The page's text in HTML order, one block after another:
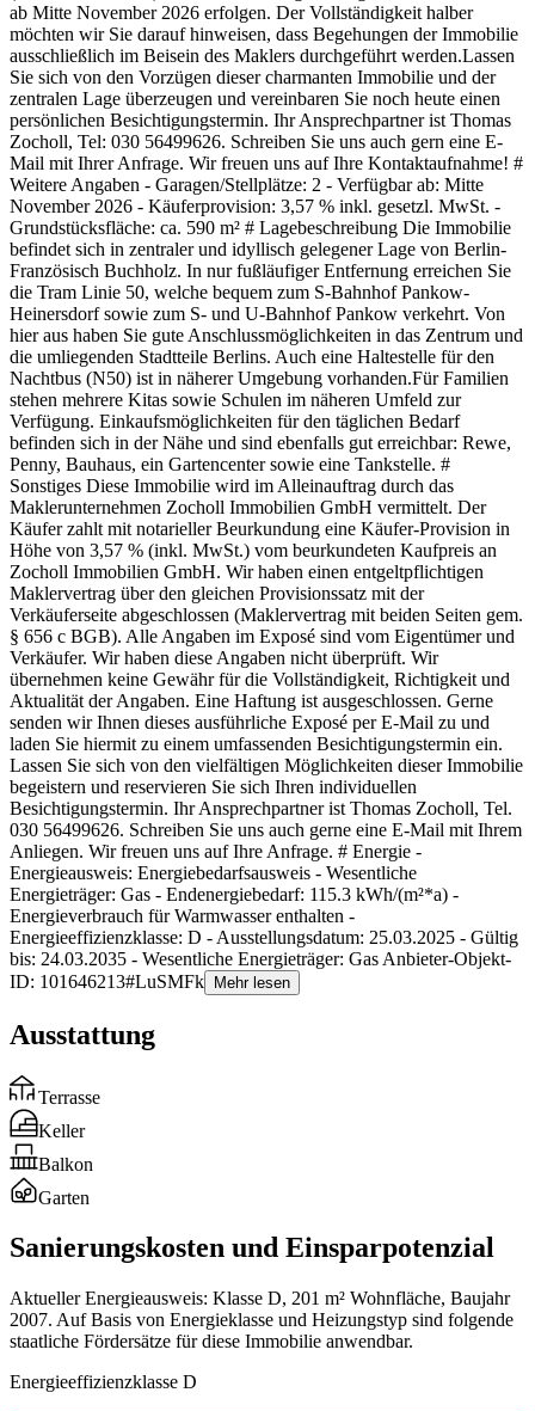
ab Mitte November 2026 erfolgen. Der Vollständigkeit halber
möchten wir Sie darauf hinweisen, dass Begehungen der Immobilie
ausschließlich im Beisein des Maklers durchgeführt werden. ​Lassen
Sie sich von den Vorzügen dieser charmanten Immobilie und der
zentralen Lage überzeugen und vereinbaren Sie noch heute einen
persönlichen Besichtigungstermin. Ihr Ansprechpartner ist Thomas
Zocholl, Tel: 030 56499626. Schreiben Sie uns auch gern eine E-
Mail mit Ihrer Anfrage. Wir freuen uns auf Ihre Kontaktaufnahme! #
Weitere Angaben - Garagen/Stellplätze: 2 - Verfügbar ab: Mitte
November 2026 - Käuferprovision: 3,57 % inkl. gesetzl. MwSt. -
Grundstücksfläche: ca. 590 m² # Lagebeschreibung Die Immobilie
befindet sich in zentraler und idyllisch gelegener Lage von Berlin-
Französisch Buchholz. In nur fußläufiger Entfernung erreichen Sie
die Tram Linie 50, welche bequem zum S-Bahnhof Pankow-
Heinersdorf sowie zum S- und U-Bahnhof Pankow verkehrt. Von
hier aus haben Sie gute Anschlussmöglichkeiten in das Zentrum und
die umliegenden Stadtteile Berlins. Auch eine Haltestelle für den
Nachtbus (N50) ist in näherer Umgebung vorhanden.​​ Für Familien
stehen mehrere Kitas sowie Schulen im näheren Umfeld zur
Verfügung. Einkaufsmöglichkeiten für den täglichen Bedarf
befinden sich in der Nähe und sind ebenfalls gut erreichbar: Rewe,
Penny, Bauhaus, ein Gartencenter sowie eine Tankstelle. #
Sonstiges Diese Immobilie wird im Alleinauftrag durch das
Maklerunternehmen Zocholl Immobilien GmbH vermittelt. Der
Käufer zahlt mit notarieller Beurkundung eine Käufer-Provision in
Höhe von 3,57 % (inkl. MwSt.) vom beurkundeten Kaufpreis an
Zocholl Immobilien GmbH. Wir haben einen entgeltpflichtigen
Maklervertrag über den gleichen Provisionssatz mit der
Verkäuferseite abgeschlossen (Maklervertrag mit beiden Seiten gem.
§ 656 c BGB). Alle Angaben im Exposé sind vom Eigentümer und
Verkäufer. Wir haben diese Angaben nicht überprüft. Wir
übernehmen keine Gewähr für die Vollständigkeit, Richtigkeit und
Aktualität der Angaben. Eine Haftung ist ausgeschlossen. Gerne
senden wir Ihnen dieses ausführliche Exposé per E-Mail zu und
laden Sie hiermit zu einem umfassenden Besichtigungstermin ein.
Lassen Sie sich von den vielfältigen Möglichkeiten dieser Immobilie
begeistern und reservieren Sie sich Ihren individuellen
Besichtigungstermin. Ihr Ansprechpartner ist Thomas Zocholl, Tel.
030 56499626. Schreiben Sie uns auch gerne eine E-Mail mit Ihrem
Anliegen. Wir freuen uns auf Ihre Anfrage. # Energie -
Energieausweis: Energiebedarfsausweis - Wesentliche
Energieträger: Gas - Endenergiebedarf: 115.3 kWh/(m²*a) -
Energieverbrauch für Warmwasser enthalten -
Energieeffizienzklasse: D - Ausstellungsdatum: 25.03.2025 - Gültig
bis: 24.03.2035 - Wesentliche Energieträger: Gas Anbieter-Objekt-
ID: 101646213#LuSMFk Mehr lesen
Ausstattung
Terrasse
Keller
Balkon
Garten
Sanierungskosten und Einsparpotenzial
Aktueller Energieausweis: Klasse D, 201 m² Wohnfläche, Baujahr
2007. Auf Basis von Energieklasse und Heizungstyp sind folgende
staatliche Fördersätze für diese Immobilie anwendbar.
Energieeffizienzklasse D